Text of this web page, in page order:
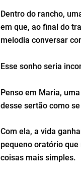
Dentro do rancho,
em que, ao final do
melodia conversar
Esse sonho seria
Penso em Maria,
desse sertão como
Com ela, a vida
pequeno oratório
coisas mais simples.